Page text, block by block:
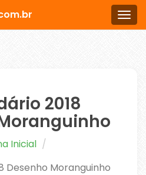
Menu
2018
Inicial
Desenho Moranguinho